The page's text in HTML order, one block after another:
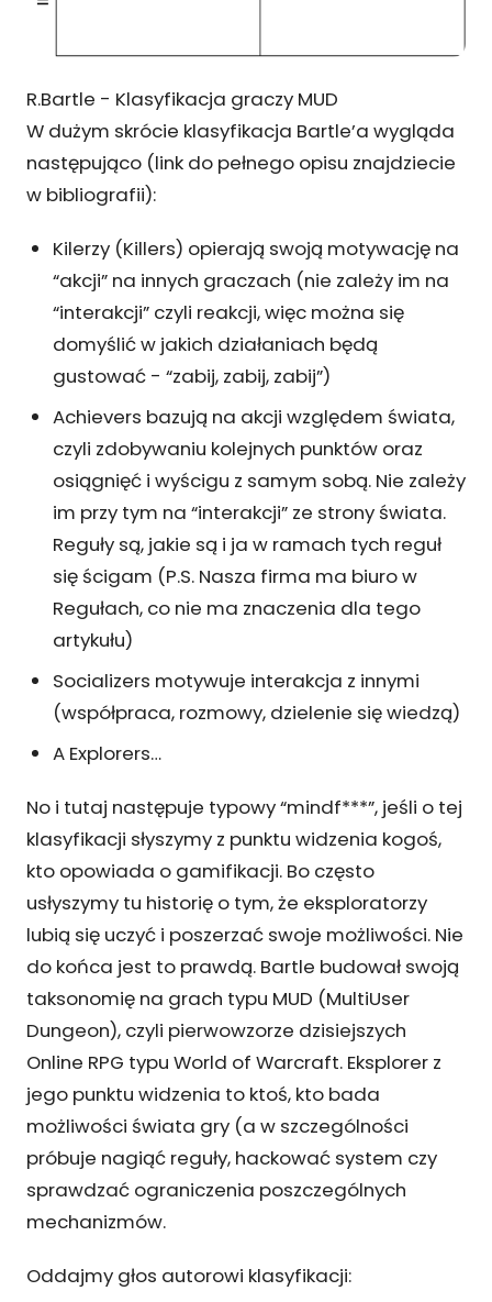
R.Bartle - Klasyfikacja graczy MUD
W dużym skrócie klasyfikacja Bartle’a wygląda
następująco (link do pełnego opisu znajdziecie
w bibliografii):
Kilerzy (Killers) opierają swoją motywację na
“akcji” na innych graczach (nie zależy im na
“interakcji” czyli reakcji, więc można się
domyślić w jakich działaniach będą
gustować - “zabij, zabij, zabij”)
Achievers bazują na akcji względem świata,
czyli zdobywaniu kolejnych punktów oraz
osiągnięć i wyścigu z samym sobą. Nie zależy
im przy tym na “interakcji” ze strony świata.
Reguły są, jakie są i ja w ramach tych reguł
się ścigam (P.S. Nasza firma ma biuro w
Regułach, co nie ma znaczenia dla tego
artykułu)
Socializers motywuje interakcja z innymi
(współpraca, rozmowy, dzielenie się wiedzą)
A Explorers…
No i tutaj następuje typowy “mindf***”, jeśli o tej
klasyfikacji słyszymy z punktu widzenia kogoś,
kto opowiada o gamifikacji. Bo często
usłyszymy tu historię o tym, że eksploratorzy
lubią się uczyć i poszerzać swoje możliwości. Nie
do końca jest to prawdą. Bartle budował swoją
taksonomię na grach typu MUD (MultiUser
Dungeon), czyli pierwowzorze dzisiejszych
Online RPG typu World of Warcraft. Eksplorer z
jego punktu widzenia to ktoś, kto bada
możliwości świata gry (a w szczególności
próbuje nagiąć reguły, hackować system czy
sprawdzać ograniczenia poszczególnych
mechanizmów.
Oddajmy głos autorowi klasyfikacji: